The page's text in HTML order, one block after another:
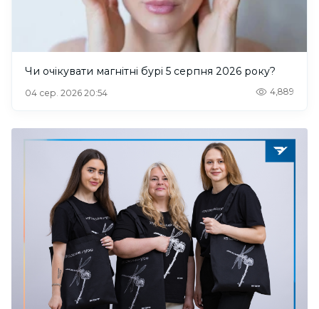
Чи очікувати магнітні бурі 5 серпня 2026 року?
04 сер. 2026 20:54 4,889